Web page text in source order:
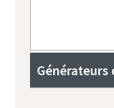
Générateurs